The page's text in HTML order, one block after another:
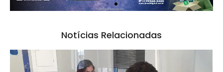
Notícias Relacionadas